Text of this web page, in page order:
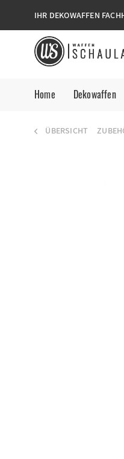
IHR DEKOWAFFEN
Home Dekowaffen
ÜBERSICHT